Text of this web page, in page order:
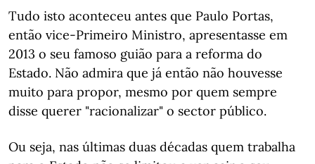
Tudo isto aconteceu antes que Paulo Portas,
então vice-Primeiro Ministro, apresentasse em
2013 o seu famoso guião para a reforma do
Estado. Não admira que já então não houvesse
muito para propor, mesmo por quem sempre
disse querer "racionalizar" o sector público.
Ou seja, nas últimas duas décadas quem trabalha